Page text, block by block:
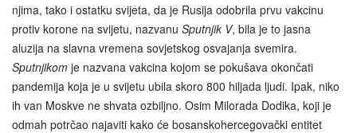
njima, tako i ostatku svijeta, da je Rusija odobrila prvu vakcinu
protiv korone na svijetu, nazvanu Sputnjik V, bila je to jasna
aluzija na slavna vremena sovjetskog osvajanja svemira.
Sputnjikom je nazvana vakcina kojom se pokušava okončati
pandemija koja je u svijetu ubila skoro 800 hiljada ljudi. Ipak, niko
ih van Moskve ne shvata ozbiljno. Osim Milorada Dodika, koji je
odmah potrčao najaviti kako će bosanskohercegovački entitet